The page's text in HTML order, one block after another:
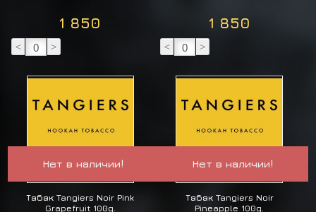
1 850
< >
1 850
< >
Нет в наличии!
Табак Tangiers Noir Pink
Grapefruit 100g.
Нет в наличии!
Табак Tangiers Noir
Pineapple 100g.